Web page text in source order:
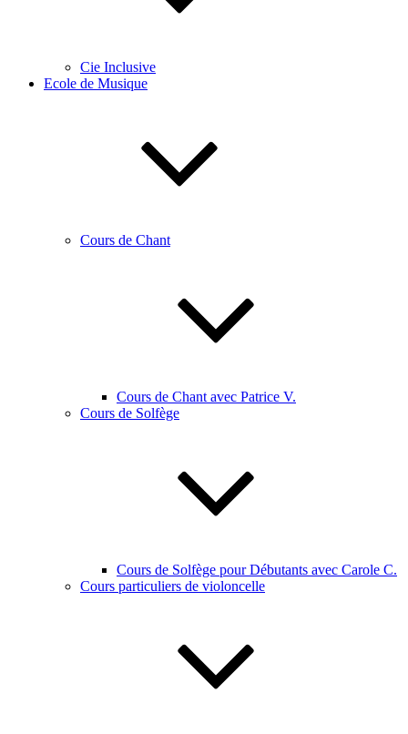
Cie Inclusive
Ecole de Musique
Cours de Chant
Cours de Chant avec Patrice V.
Cours de Solfège
Cours de Solfège pour Débutants avec Carole C.
Cours particuliers de violoncelle